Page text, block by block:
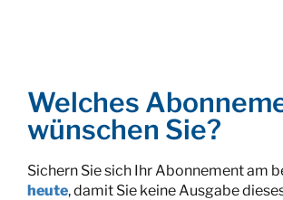
Welches
wünschen Sie?
Sichern Sie sich Ihr Abonnement am
heute, damit Sie keine Ausgabe